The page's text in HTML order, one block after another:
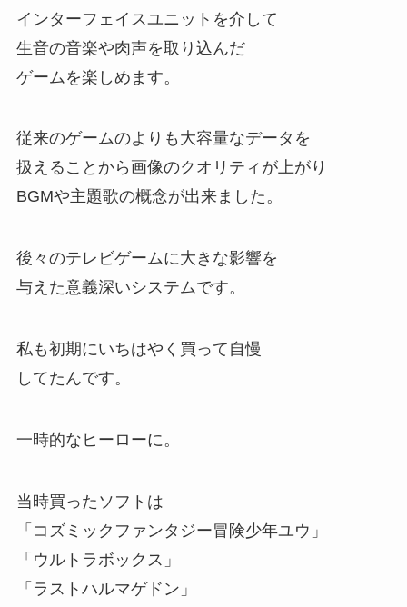
インターフェイスユニットを介して
生音の音楽や肉声を取り込んだ
ゲームを楽しめます。
従来のゲームのよりも大容量なデータを
扱えることから画像のクオリティが上がり
BGMや主題歌の概念が出来ました。
後々のテレビゲームに大きな影響を
与えた意義深いシステムです。
私も初期にいちはやく買って自慢
してたんです。
一時的なヒーローに。
当時買ったソフトは
「コズミックファンタジー冒険少年ユウ」
「ウルトラボックス」
「ラストハルマゲドン」